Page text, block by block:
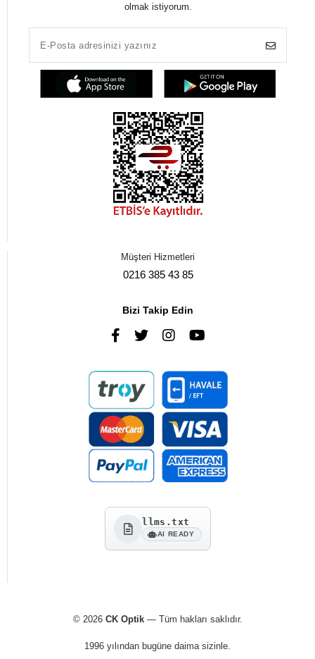
olmak istiyorum.
Müşteri Hizmetleri
0216 385 43 85
Bizi Takip Edin
llms.txt
AI READY
© 2026 CK Optik— Tüm hakları saklıdır.
1996 yılından bugüne daima sizinle.